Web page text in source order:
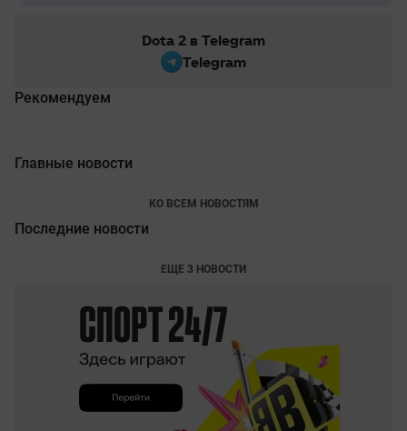
Dota 2 в Telegram
Telegram
Рекомендуем
Главные новости
КО ВСЕМ НОВОСТЯМ
Последние новости
ЕЩЕ 3 НОВОСТИ